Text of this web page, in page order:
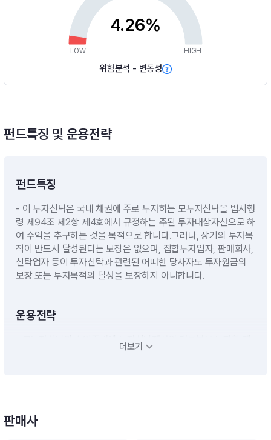
4.26%
LOW HIGH
위험분석 - 변동성
펀드특징 및 운용전략
펀드특징
- 이 투자신탁은 국내 채권에 주로 투자하는 모투자신탁을 법시행
령 제94조 제2항 제4호에서 규정하는 주된 투자대상자산으로 하
여 수익을 추구하는 것을 목적으로 합니다.그러나, 상기의 투자목
적이 반드시 달성된다는 보장은 없으며, 집합투자업자, 판매회사,
신탁업자 등이 투자신탁과 관련된 어떠한 당사자도 투자원금의
보장 또는 투자목적의 달성을 보장하지 아니합니다.
운용전략
- 모투자신탁의 수익증권에 투자신탁재산의 대부분을 투자할 계
획입니다. - 단기대출 및 금융기관에의 예치 등 유동성자산에의
‘S&P500 배당귀족지수(S&P500 Dividend Aristocrats Inde
더보기
판매사